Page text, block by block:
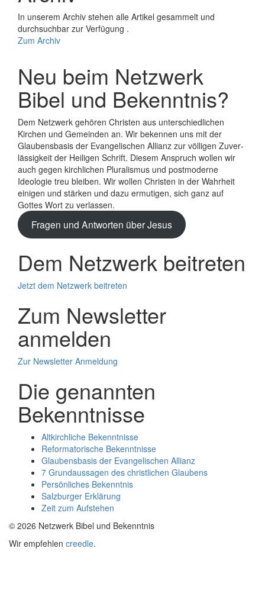
In unserem Archiv stehen alle Artikel gesammelt und
durchsuchbar zur Verfügung .
Zum Archiv
Neu beim Netzwerk
Bibel und Bekenntnis?
Dem Netzwerk gehören Christen aus unterschiedlichen
Kirchen und Gemeinden an. Wir bekennen uns mit der
Glaubens­basis der Evange­lischen Allianz zur völligen Zuver­
lässigkeit der Heiligen Schrift. Diesem Anspruch wollen wir
auch gegen kirchlichen Plura­lismus und post­moderne
Ideologie treu bleiben. Wir wollen Christen in der Wahrheit
einigen und stärken und dazu ermutigen, sich ganz auf
Gottes Wort zu verlassen.
Fragen und Antworten über Jesus
Dem Netzwerk beitreten
Jetzt dem Netzwerk beitreten
Zum Newsletter
anmelden
Zur Newsletter Anmeldung
Die genannten
Bekenntnisse
Altkirchliche Bekenntnisse
Reformatorische Bekenntnisse
Glaubensbasis der Evangelischen Allianz
7 Grundaussagen des christlichen Glaubens
Persönliches Bekenntnis
Salzburger Erklärung
Zeit zum Aufstehen
© 2026 Netzwerk Bibel und Bekenntnis
Wir empfehlen creedle.